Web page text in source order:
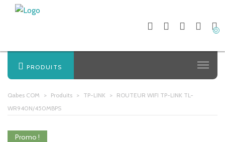
0
PRODUITS
Qabes COM > Produits > TP-LINK > ROUTEUR WIFI TP-LINK TL-
WR940N/450MBPS
Promo !